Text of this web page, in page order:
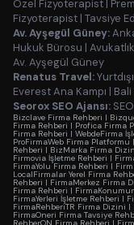
Özel Fizyoterapist |
Fizyoterapist | Tavsiye
Av. Ayşegül Güney:
Hukuk Bürosu |
Av. Ayşegül Güney
Renatus Travel:
Everest Ana Kampı | Bali
Seorox SEO Ajansı:
Bizclave Firma Rehberi |
Firma Rehberi | Profica Firma
Firma Rehberi | WebdeFirma
ProFirmaWeb Firma Platformu |
Rehberi | BizMarka Firma
Firmovia İşletme Rehberi |
FirmaYolu Firma Rehberi |
LocalFirmalar Yerel Firma
Rehberi | FirmaMerkez Firma
Firma Rehberi |
FirmaYerleri İşletme Rehberi |
FirmaRehberiTR Firma Dizini |
FirmaOneri Firma Tavsiye